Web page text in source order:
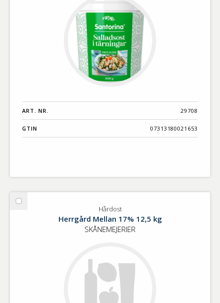
ART. NR. 29708
GTIN 07313180021653
Välj
Hårdost
Herrgård Mellan 17% 12,5 kg
SKÅNEMEJERIER